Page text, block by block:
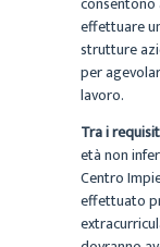
effettuare
strutture
per
lavoro.
Tra i
età non
Centro
effettuato